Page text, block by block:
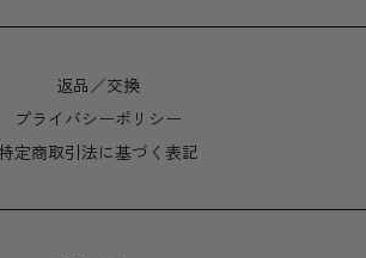
用いたものを再現しています。
の性質上、一つひとつにわずかな違い
なる若干の波紋や窪みが生じることが
の仕上げは、時間とともに酸化して独
きを取り戻したい場合は市販のメタル
返品／交換
プライバシーポリシー
定商取引法に基づく表記